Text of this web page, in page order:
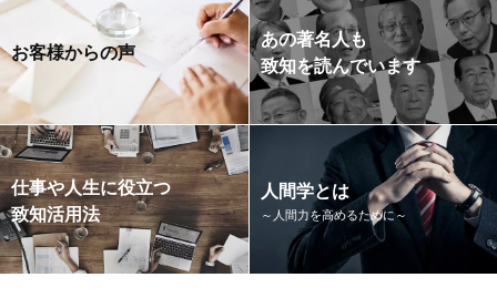
お客様からの声
あの著名人も
致知を読んでいます
仕事や人生に役立つ
致知活用法
人間学とは
～人間力を高めるために～